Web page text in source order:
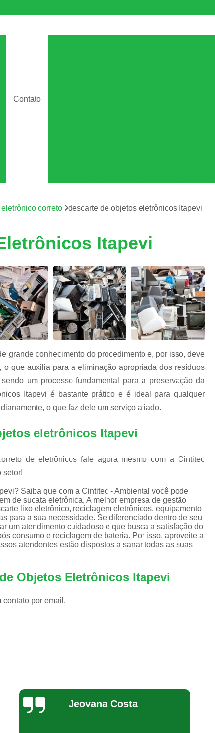
Contato
Descarte Equipamentos de
Destruição de Armazenadores
Destruição de Dados e Hd's
Destruição de Dados Trituração
Destruição de Fita Magnética
Destruição
Destruição de Documentos
Destruição Documentos Confidenciais
Destruição Documentos
Destruir Documentos Confidenciais
Equipamentos de Informática
Equipamentos de Informática no Atacado
Equipamentos de Informática para
Equipamentos e Suprimentos de
Empresas Logística Reversa
Logística Reversa de Eletrônicos
Logística Reversa de Reciclagem
Logística Reversa Pós Consumo
Reciclagem de Equipamentos de
correto descarte de objetos eletrônicos Itapevi
Itapevi
grande conhecimento do procedimento e, por isso, deve
que auxilia para a eliminação apropriada dos resíduos
um processo fundamental para a preservação da
Itapevi é bastante prático e é ideal para qualquer
o que faz dele um serviço aliado.
eletrônicos Itapevi
de eletrônicos fale agora mesmo com a Cintitec
setor!
Saiba que com a Cintitec - Ambiental você pode
de sucata eletrônica, A melhor empresa de gestão
lixo eletrônico, reciclagem eletrônicos, equipamento
para a sua necessidade. Se diferenciado dentro de seu
um atendimento cuidadoso e que busca a satisfação do
consumo e reciclagem de bateria. Por isso, aproveite a
atendentes estão dispostos a sanar todas as suas
Objetos Eletrônicos Itapevi
contato por email.
Bel Araujo